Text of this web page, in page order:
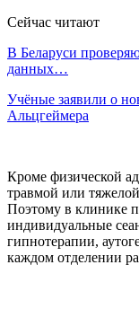
Сейчас читают
В Беларуси
данных…
Учёные заявили о
Альцгеймера
Кроме физической
травмой или
Поэтому в клинике
индивидуальные
гипнотерапии,
каждом отделении